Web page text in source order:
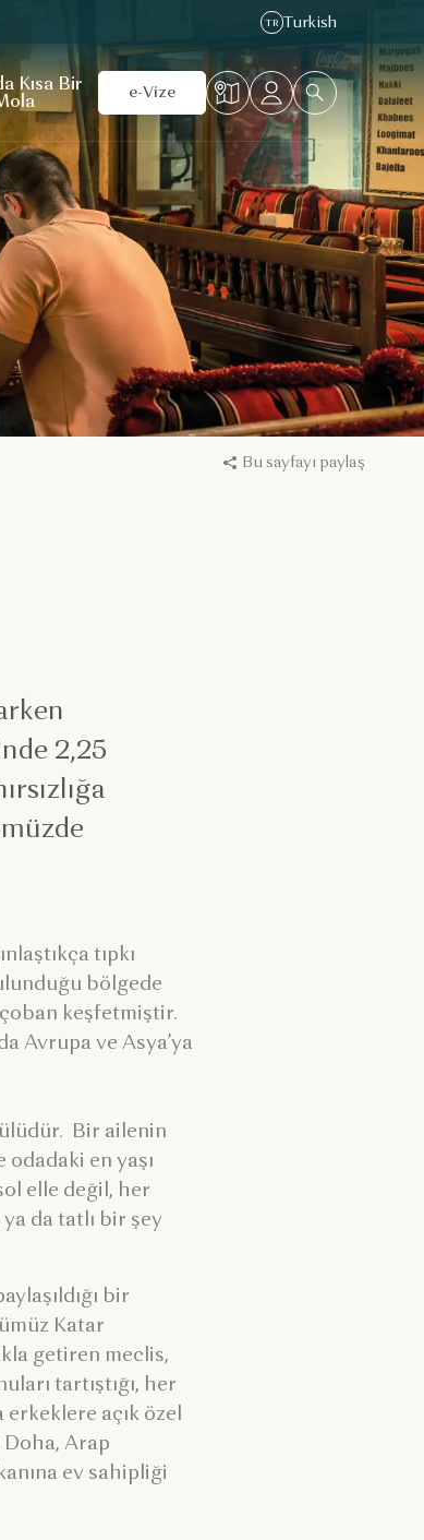
TR Turkish
Kısa Bir
e-Vize
Bu sayfayı paylaş
2,25
tıpkı
bölgede
keşfetmiştir.
Avrupa ve Asya’ya
Bir ailenin
en yaşı
elle değil, her
da tatlı bir şey
bir
Katar
getiren meclis,
tartıştığı, her
açık özel
Arap
ev sahipliği